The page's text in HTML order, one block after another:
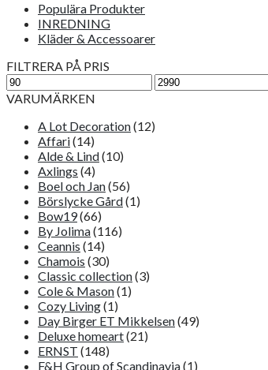
Populära Produkter
INREDNING
Kläder & Accessoarer
FILTRERA PÅ PRIS
Min
pris
Max
pris
VARUMÄRKEN
A Lot Decoration(12)
Affari(14)
Alde & Lind(10)
Axlings (4)
Boel och Jan(56)
Börslycke Gård(1)
Bow19(66)
By Jolima(116)
Ceannis (14)
Chamois (30)
Classic collection(3)
Cole & Mason(1)
Cozy Living(1)
Day Birger ET Mikkelsen(49)
Deluxe homeart(21)
ERNST (148)
F&H Group of Scandinavia(1)